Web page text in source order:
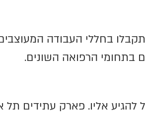
בחללי העבודה
בתחומי הרפואה השונים.
אליו. פארק עתידים תל